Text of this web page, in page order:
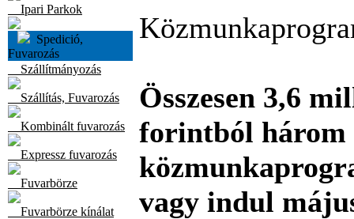
Ipari Parkok
Spedició,
Fuvarozás
Szállítmányozás
Szállítás, Fuvarozás
Kombinált fuvarozás
Expressz fuvarozás
Fuvarbörze
Fuvarbörze kínálat
Összesen 3,6
forintból három
vagy indul